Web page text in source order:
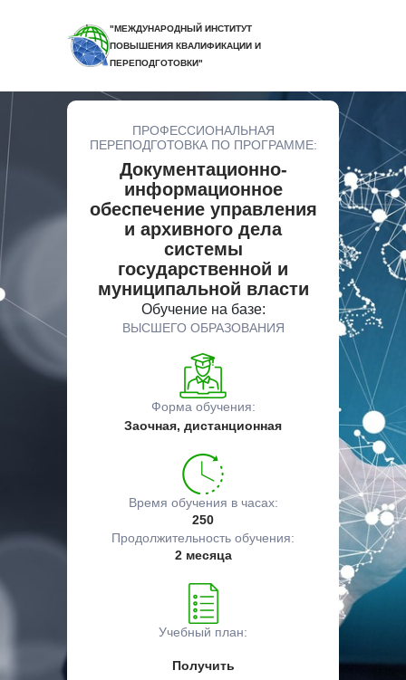
"МЕЖДУНАРОДНЫЙ ИНСТИТУТ
ПОВЫШЕНИЯ КВАЛИФИКАЦИИ И
ПЕРЕПОДГОТОВКИ"
ПРОФЕССИОНАЛЬНАЯ
ПЕРЕПОДГОТОВКА ПО ПРОГРАММЕ:
Документационно-
информационное
обеспечение управления
и архивного дела
системы
государственной и
муниципальной власти
Обучение на базе:
ВЫСШЕГО ОБРАЗОВАНИЯ
Форма обучения:
Заочная, дистанционная
Время обучения в часах:
250
Продолжительность обучения:
2 месяца
Учебный план:
Получить